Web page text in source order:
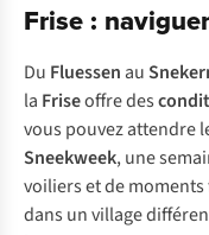
Frise :
Du Fluessen au
la Friseoffre des
vous pouvez attendre
Sneekweek, une
voiliers et de
dans un village